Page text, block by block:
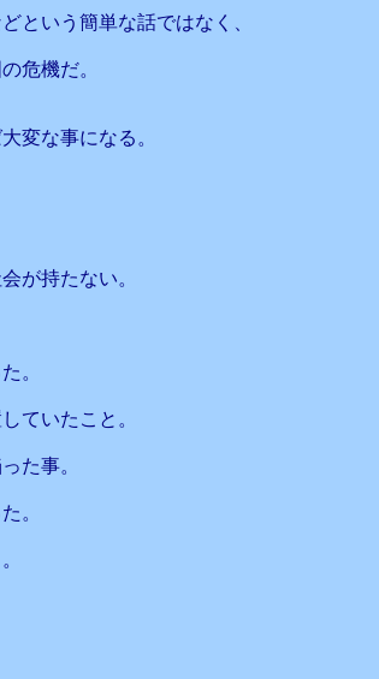
という簡単な話ではなく、
危機だ。
変な事になる。
が持たない。
。
ていたこと。
た事。
。